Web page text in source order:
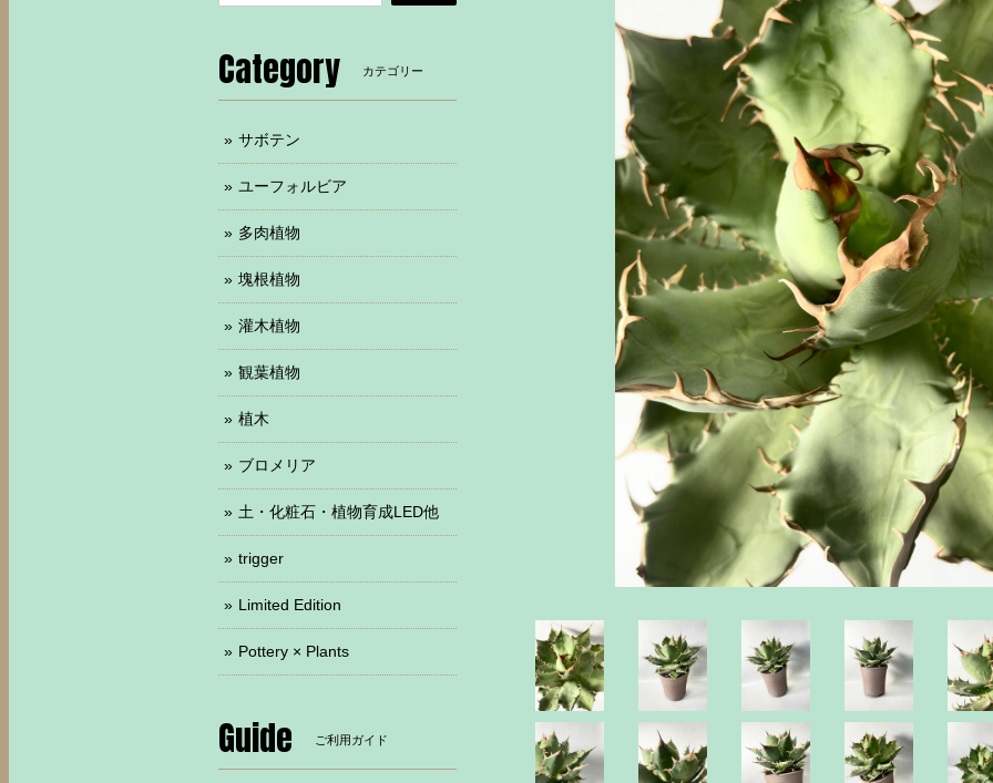
Category カテゴリー
サボテン
ユーフォルビア
多肉植物
塊根植物
灌木植物
観葉植物
植木
ブロメリア
土・化粧石・植物育成LED他
trigger
Limited Edition
Pottery × Plants
Guide ご利用ガイド